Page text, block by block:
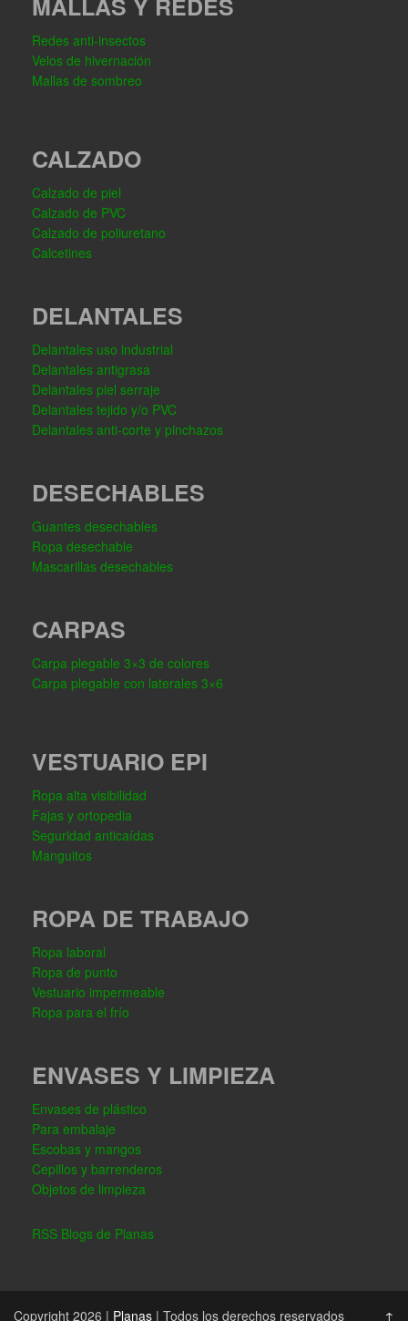
MALLAS Y REDES
Redes anti-insectos
Velos de hivernación
Mallas de sombreo
CALZADO
Calzado de piel
Calzado de PVC
Calzado de poliuretano
Calcetines
DELANTALES
Delantales uso industrial
Delantales antigrasa
Delantales piel serraje
Delantales tejido y/o PVC
Delantales anti-corte y pinchazos
DESECHABLES
Guantes desechables
Ropa desechable
Mascarillas desechables
CARPAS
Carpa plegable 3×3 de colores
Carpa plegable con laterales 3×6
VESTUARIO EPI
Ropa alta visibilidad
Fajas y ortopedia
Seguridad anticaídas
Manguitos
ROPA DE TRABAJO
Ropa laboral
Ropa de punto
Vestuario impermeable
Ropa para el frío
ENVASES Y LIMPIEZA
Envases de plástico
Para embalaje
Escobas y mangos
Cepillos y barrenderos
Objetos de limpieza
RSS Blogs de Planas
Copyright 2026 | Planas | Todos los derechos reservados ↑